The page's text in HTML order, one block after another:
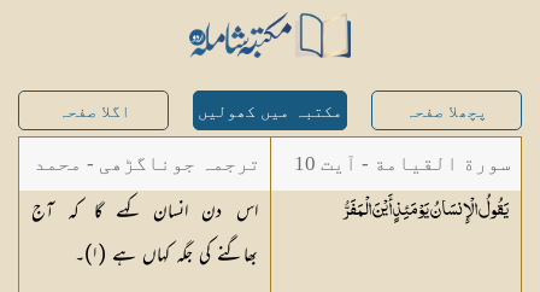
پچھلا صفحہ مکتبہ میں کھولیں اگلا صفحہ
سورة القيامة - آیت 10
يَقُولُ الْإِنسَانُ يَوْمَئِذٍ أَيْنَالْمَفَرُّ
ترجمہ جوناگڑھی - محمد
جونا گڑھی
اس دن انسان کہے گا کہ آج
بھاگنے کی جگہ کہاں ہے (١)۔